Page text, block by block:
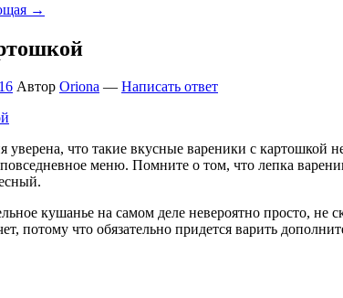
→
Автор Oriona — Написать ответ
уверена, что такие вкусные вареники с
меню. Помните о том, что лепка
кушанье на самом деле невероятно просто,
потому что обязательно придется варить